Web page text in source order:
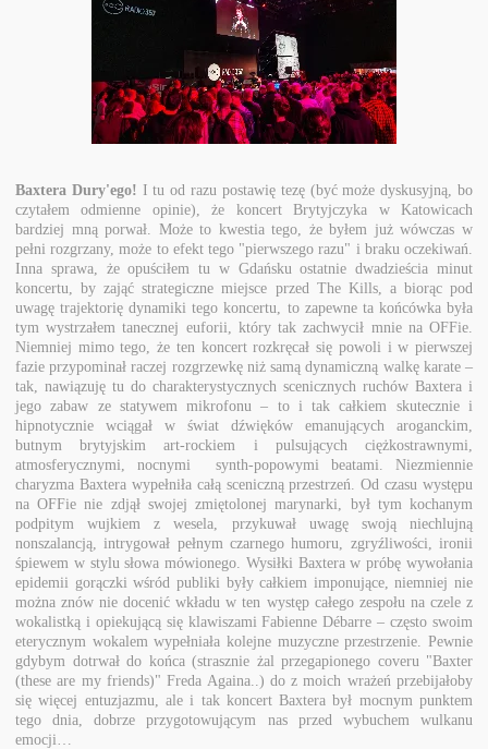
Baxtera Dury'ego! I tu od razu postawię tezę (być może dyskusyjną, bo
czytałem odmienne opinie), że koncert Brytyjczyka w Katowicach
bardziej mną porwał. Może to kwestia tego, że byłem już wówczas w
pełni rozgrzany, może to efekt tego "pierwszego razu" i braku oczekiwań.
Inna sprawa, że opuściłem tu w Gdańsku ostatnie dwadzieścia minut
koncertu, by zająć strategiczne miejsce przed The Kills, a biorąc pod
uwagę trajektorię dynamiki tego koncertu, to zapewne ta końcówka była
tym wystrzałem tanecznej euforii, który tak zachwycił mnie na OFFie.
Niemniej mimo tego, że ten koncert rozkręcał się powoli i w pierwszej
fazie przypominał raczej rozgrzewkę niż samą dynamiczną walkę karate –
tak, nawiązuję tu do charakterystycznych scenicznych ruchów Baxtera i
jego zabaw ze statywem mikrofonu – to i tak całkiem skutecznie i
hipnotycznie wciągał w świat dźwięków emanujących aroganckim,
butnym brytyjskim art-rockiem i pulsujących ciężkostrawnymi,
atmosferycznymi, nocnymi synth-popowymi beatami. Niezmiennie
charyzma Baxtera wypełniła całą sceniczną przestrzeń. Od czasu występu
na OFFie nie zdjął swojej zmiętolonej marynarki, był tym kochanym
podpitym wujkiem z wesela, przykuwał uwagę swoją niechlujną
nonszalancją, intrygował pełnym czarnego humoru, zgryźliwości, ironii
śpiewem w stylu słowa mówionego. Wysiłki Baxtera w próbę wywołania
epidemii gorączki wśród publiki były całkiem imponujące, niemniej nie
można znów nie docenić wkładu w ten występ całego zespołu na czele z
wokalistką i opiekującą się klawiszami Fabienne Débarre – często swoim
eterycznym wokalem wypełniała kolejne muzyczne przestrzenie. Pewnie
gdybym dotrwał do końca (strasznie żal przegapionego coveru "Baxter
(these are my friends)" Freda Againa..) do z moich wrażeń przebijałoby
się więcej entuzjazmu, ale i tak koncert Baxtera był mocnym punktem
tego dnia, dobrze przygotowującym nas przed wybuchem wulkanu
emocji…